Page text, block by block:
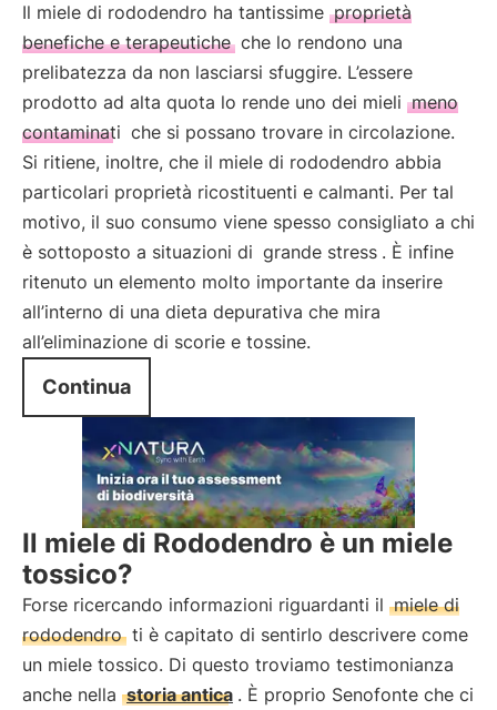
Il miele di rododendro ha tantissime proprietà
benefiche e terapeutiche che lo rendono una
prelibatezza da non lasciarsi sfuggire. L’essere
prodotto ad alta quota lo rende uno dei mieli meno
contaminati che si possano trovare in circolazione.
Si ritiene, inoltre, che il miele di rododendro abbia
particolari proprietà ricostituenti e calmanti. Per tal
motivo, il suo consumo viene spesso consigliato a chi
è sottoposto a situazioni di grande stress . È infine
ritenuto un elemento molto importante da inserire
all’interno di una dieta depurativa che mira
all’eliminazione di scorie e tossine.
Continua
Il miele di Rododendro è un miele
tossico?
Forse ricercando informazioni riguardanti il miele di
rododendro ti è capitato di sentirlo descrivere come
un miele tossico. Di questo troviamo testimonianza
anche nella storia antica . È proprio Senofonte che ci